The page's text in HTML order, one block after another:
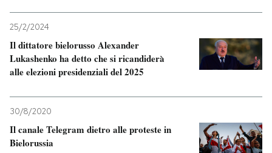
PODCAST
NEWSLETTER
I MIEI PREFERITI
25/2/2024
Il dittatore bielorusso Alexander
Lukashenko ha detto che si ricandiderà
alle elezioni presidenziali del 2025
30/8/2020
Il canale Telegram dietro alle proteste in
Bielorussia